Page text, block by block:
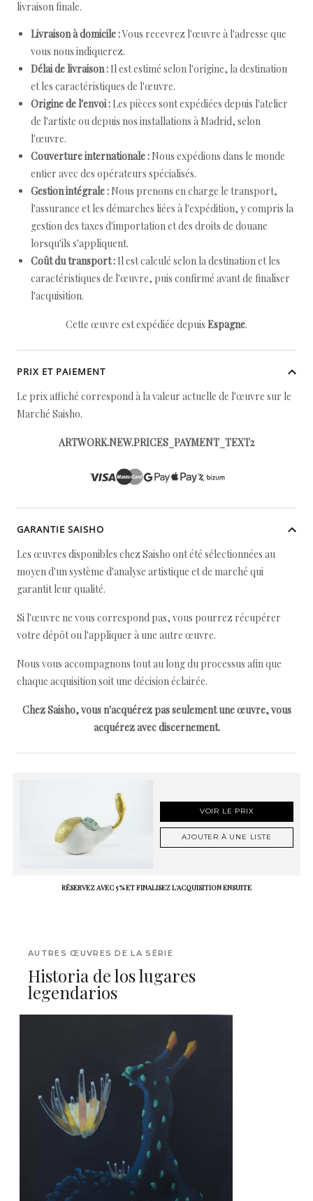
livraison finale.
Livraison à domicile :Vous recevrez l'œuvre à l'adresse que
vous nous indiquerez.
Délai de livraison : Il est estimé selon l'origine, la destination
et les caractéristiques de l'œuvre.
Origine de l'envoi : Les pièces sont expédiées depuis l'atelier
de l'artiste ou depuis nos installations à Madrid, selon
l'œuvre.
Couverture internationale : Nous expédions dans le monde
entier avec des opérateurs spécialisés.
Gestion intégrale : Nous prenons en charge le transport,
l'assurance et les démarches liées à l'expédition, y compris la
gestion des taxes d'importation et des droits de douane
lorsqu'ils s'appliquent.
Coût du transport : Il est calculé selon la destination et les
caractéristiques de l'œuvre, puis confirmé avant de finaliser
l'acquisition.
Cette œuvre est expédiée depuis Espagne.
PRIX ET PAIEMENT
Le prix affiché correspond à la valeur actuelle de l'œuvre sur le
Marché Saisho.
ARTWORK.NEW.PRICES_PAYMENT_TEXT2
GARANTIE SAISHO
Les œuvres disponibles chez Saisho ont été sélectionnées au
moyen d'un système d'analyse artistique et de marché qui
garantit leur qualité.
Si l'œuvre ne vous correspond pas, vous pourrez récupérer
votre dépôt ou l'appliquer à une autre œuvre.
Nous vous accompagnons tout au long du processus afin que
chaque acquisition soit une décision éclairée.
Chez Saisho, vous n'acquérez pas seulement une œuvre, vous
acquérez avec discernement.
VOIR LE PRIX
AJOUTER À UNE LISTE
RÉSERVEZ AVEC 5 % ET FINALISEZ L'ACQUISITION ENSUITE
AUTRES ŒUVRES DE LA SÉRIE
Historia de los lugares
legendarios